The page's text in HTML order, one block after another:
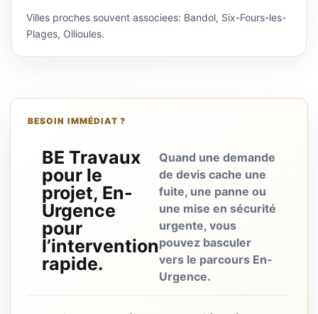
Villes proches souvent associees: Bandol, Six-Fours-les-
Plages, Ollioules.
BESOIN IMMÉDIAT ?
BE Travaux
pour le
projet, En-
Urgence
pour
l’intervention
rapide.
Quand une demande
de devis cache une
fuite, une panne ou
une mise en sécurité
urgente, vous
pouvez basculer
vers le parcours En-
Urgence.